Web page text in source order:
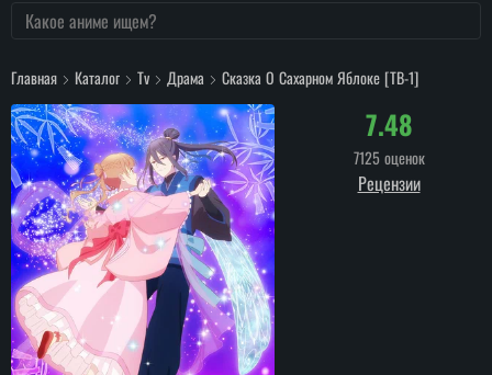
Главная Каталог Tv Драма Сказка О Сахарном Яблоке [ТВ-1]
7.48
7125 оценок
Рецензии